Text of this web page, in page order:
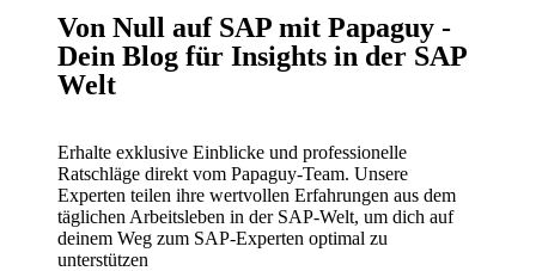
Von Null auf SAP mit Papaguy -
Dein Blog für Insights in der SAP
Welt
Erhalte exklusive Einblicke und professionelle
Ratschläge direkt vom Papaguy-Team. Unsere
Experten teilen ihre wertvollen Erfahrungen aus dem
täglichen Arbeitsleben in der SAP-Welt, um dich auf
deinem Weg zum SAP-Experten optimal zu
unterstützen